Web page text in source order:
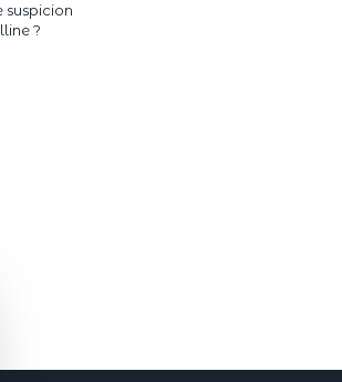
suspicion
?